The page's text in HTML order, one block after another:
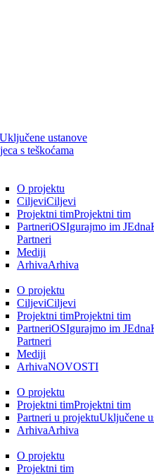
Uključene ustanove
s teškoćama
O projektu
CiljeviCiljevi
Projektni timProjektni tim
PartneriOSIgurajmo im
Partneri
Mediji
ArhivaArhiva
O projektu
CiljeviCiljevi
Projektni timProjektni tim
PartneriOSIgurajmo im
Partneri
Mediji
ArhivaNOVOSTI
O projektu
Projektni timProjektni tim
Partneri u projektuUključene
ArhivaArhiva
O projektu
Projektni tim